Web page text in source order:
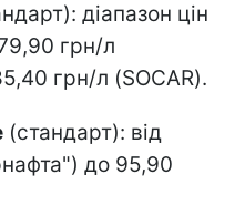
діапазон цін
грн/л
грн/л (SOCAR).
(стандарт): від
до 95,90